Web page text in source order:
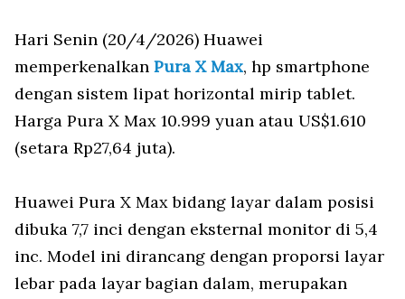
Hari Senin (20/4/2026) Huawei
memperkenalkan Pura X Max, hp smartphone
dengan sistem lipat horizontal mirip tablet.
Harga Pura X Max 10.999 yuan atau US$1.610
(setara Rp27,64 juta).
Huawei Pura X Max bidang layar dalam posisi
dibuka 7,7 inci dengan eksternal monitor di 5,4
inc. Model ini dirancang dengan proporsi layar
lebar pada layar bagian dalam, merupakan